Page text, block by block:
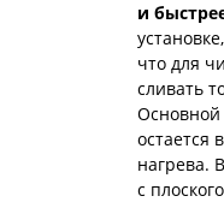
и
что для
сливать
остается
нагрева.
с